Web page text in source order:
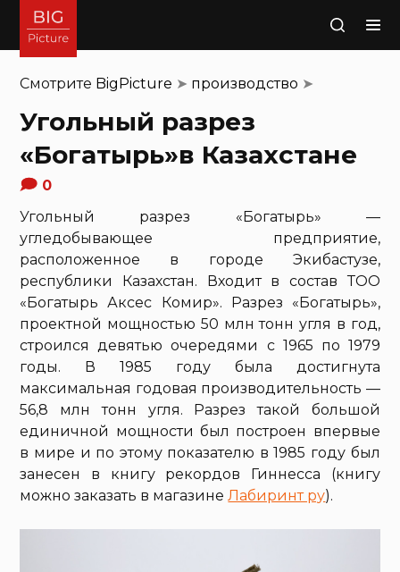
Поиск
Смотрите BigPicture ➤ производство ➤
Угольный разрез
«Богатырь»в Казахстане
0
Угольный разрез «Богатырь» —
угледобывающее предприятие,
расположенное в городе Экибастузe,
республики Казахстан. Входит в состав ТОО
«Богатырь Аксес Комир». Разрез «Богатырь»,
проектной мощностью 50 млн тонн угля в год,
строился девятью очередями с 1965 по 1979
годы. В 1985 году была достигнута
максимальная годовая производительность —
56,8 млн тонн угля. Разрез такой большой
единичной мощности был построен впервые
в мире и по этому показателю в 1985 году был
занесен в книгу рекордов Гиннесса (книгу
можно заказать в магазинеЛабиринт ру).